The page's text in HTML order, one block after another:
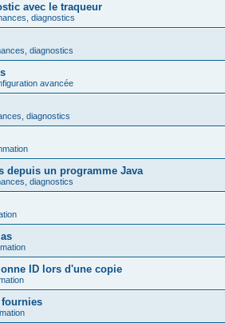
avec le traqueur
diagnostics
diagnostics
avancée
diagnostics
depuis un programme Java
diagnostics
ID lors d'une copie